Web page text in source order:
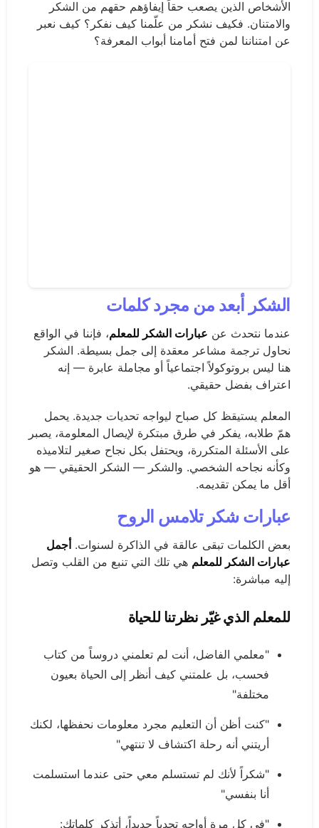
الأشخاص الذين يصعب حقاً إيفاؤهم حقهم من الشكر
والامتنان. فكيف نشكر من علّمنا كيف نفكر؟ كيف نعبر
عن امتناننا لمن فتح أمامنا أبواب المعرفة؟
الشكر أبعد من مجرد كلمات
عندما نتحدث عن عبارات الشكر للمعلم، فإننا في الواقع
نحاول ترجمة مشاعر معقدة إلى جمل بسيطة. الشكر
هنا ليس بروتوكولاً اجتماعياً أو مجاملة عابرة — إنه
اعتراف بفضل حقيقي.
المعلم يستيقظ كل صباح ليواجه تحديات جديدة. يحمل
همّ طلابه، يفكر في طرق مبتكرة لإيصال المعلومة، يصبر
على الأسئلة المتكررة، ويحتفل بكل نجاح صغير لتلاميذه
وكأنه نجاحه الشخصي. والشكر — الشكر الحقيقي — هو
أقل ما يمكن تقديمه.
عبارات شكر تلامس الروح
بعض الكلمات تبقى عالقة في الذاكرة لسنوات. أجمل
عبارات الشكر للمعلم هي تلك التي تنبع من القلب وتصل
إليه مباشرة:
للمعلم الذي غيّر نظرتنا للحياة
"معلمي الفاضل، أنت لم تعلمني دروساً من كتاب
فحسب، بل علمتني كيف أنظر إلى الحياة بعيون
مختلفة"
"كنت أظن أن التعليم مجرد معلومات نحفظها، لكنك
أريتني أنه رحلة اكتشاف لا تنتهي"
"شكراً لأنك لم تستسلم معي حتى عندما استسلمت
أنا بنفسي"
"في كل مرة أواجه تحدياً جديداً، أتذكر كلماتك: